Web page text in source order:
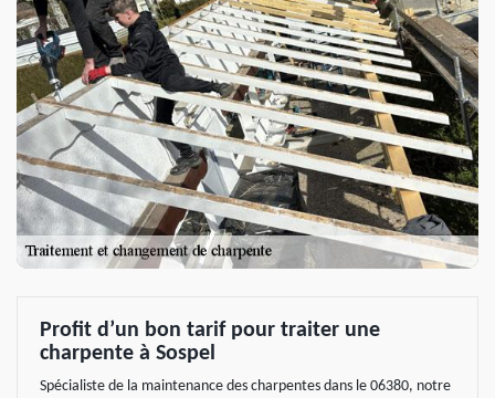
Profit d’un bon tarif pour traiter une
charpente à Sospel
Spécialiste de la maintenance des charpentes dans le 06380, notre